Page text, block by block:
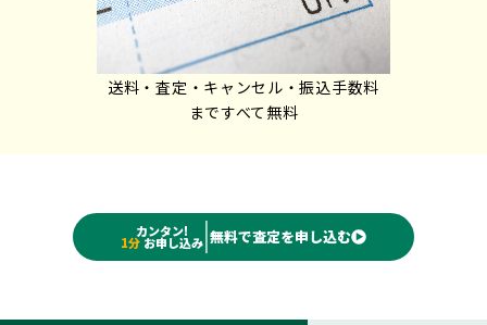
送料・査定・キャンセル・振込手数料
まですべて無料
カンタン!
1分お申し込み 無料で査定を申し込む